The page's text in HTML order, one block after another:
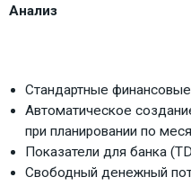
Анализ
Стандартные
Автоматическое
при планировании по
Показатели для банка
Свободный денежный